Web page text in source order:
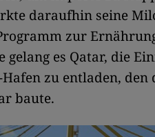
daraufhin seine
zur
es Qatar, die
zu entladen,
baute.